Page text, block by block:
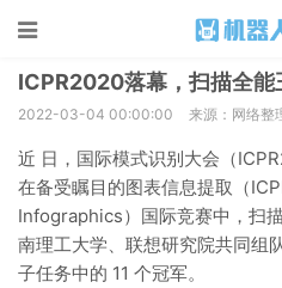
ICPR2020落幕，扫描全能
2022-03-04 00:00:00 来源：网络整
近 日，国际模式识别大会（
在备受瞩目的图表信息提取（
Infographics）国际竞赛中，扫
南理工大学、联想研究院共同组
子任务中的 11 个冠军。